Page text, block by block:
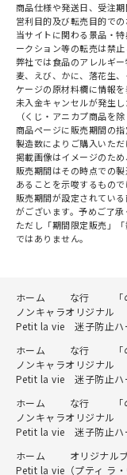
商品仕様や発送日、受注期
営利目的及び転売目的で
当サイトに関わる景品・
ークション等の転売は禁止
弊社では食品のアレルギ
麦、えび、かに、落花生
ケージの原材料欄に情報を
未入金キャンセルが発生
（くじ・アニカプ商品を除
商品ページに販売期間の
製造数によりご購入いただ
掲載画像はイメージのた
販売期間はその時点での
あることを示唆するもので
販売期間が設定されてい
がございます。予めご了承
ただし「期間限定販売」
ではありません。
ホーム な行
ノンキャラオリジナル
Petit la vie 迷子防止ハ
ホーム
な行
ノンキャラオリジナル
Petit la vie 迷子防止ハ
ホーム
な行
ノンキャラオリジナル
Petit la vie 迷子防止ハ
ホーム
オリジナル
Petit la vie（プティ ラ・